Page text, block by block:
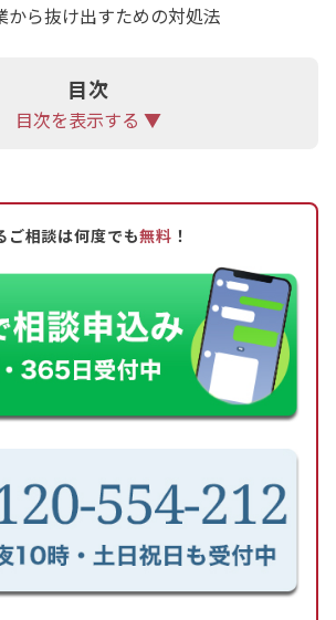
から抜け出すための対処法
目次
目次を表示する ▼
ご相談は何度でも無料 ！